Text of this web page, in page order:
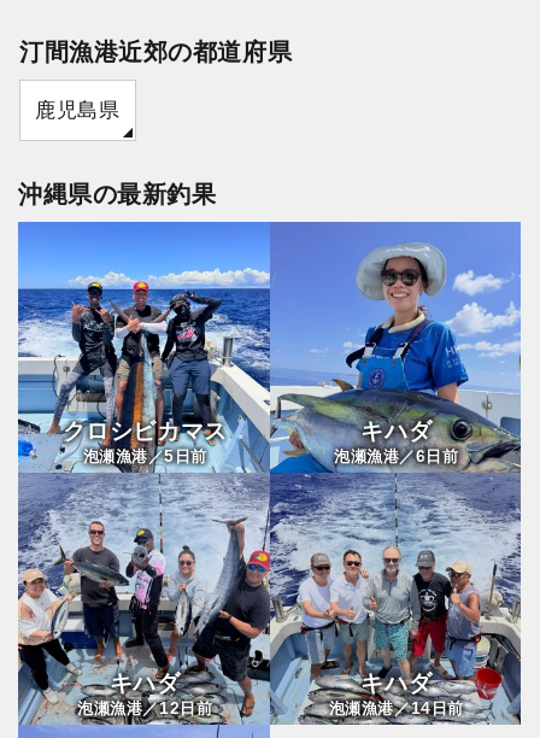
汀間漁港近郊の都道府県
鹿児島県
沖縄県の最新釣果
クロシビカマス
泡瀬漁港／5日前
キハダ
泡瀬漁港／6 日前
キハダ
泡瀬漁港／12日前
キハダ
泡瀬漁港／14日前